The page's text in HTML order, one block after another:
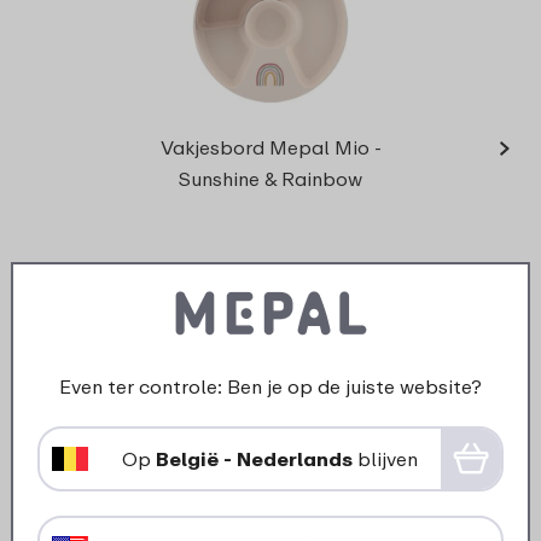
Vakjesbord Mepal Mio -
Sunshine & Rainbow
1399
Bekijk Bestel
›
Onderdelen voor dit product
Even ter controle: Ben je op de juiste website?
Op België - Nederlands blijven